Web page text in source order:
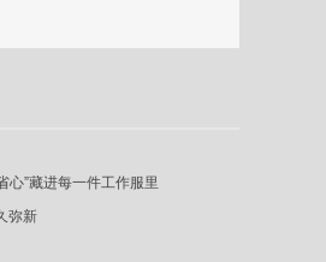
心”藏进每一件工作服里
弥新